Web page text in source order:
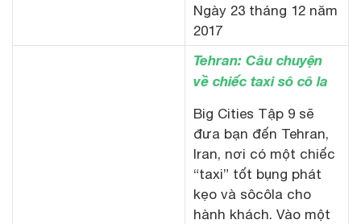
Ngày 23 tháng 12 năm
2017
Tehran: Câu chuyện
về chiếc taxi sô cô la
Big Cities Tập 9 sẽ
đưa bạn đến Tehran,
Iran, nơi có một chiếc
“taxi” tốt bụng phát
kẹo và sôcôla cho
hành khách. Vào một